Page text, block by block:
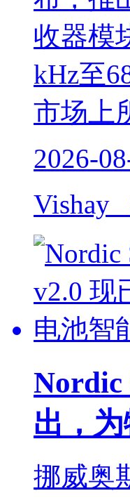
收器模
kHz至
市场上
2026-
Vishay
Nordic
出，
挪威奥